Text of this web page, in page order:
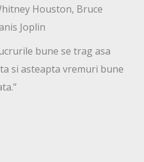
Houston, Bruce
Joplin
bune se trag asa
si asteapta vremuri bune